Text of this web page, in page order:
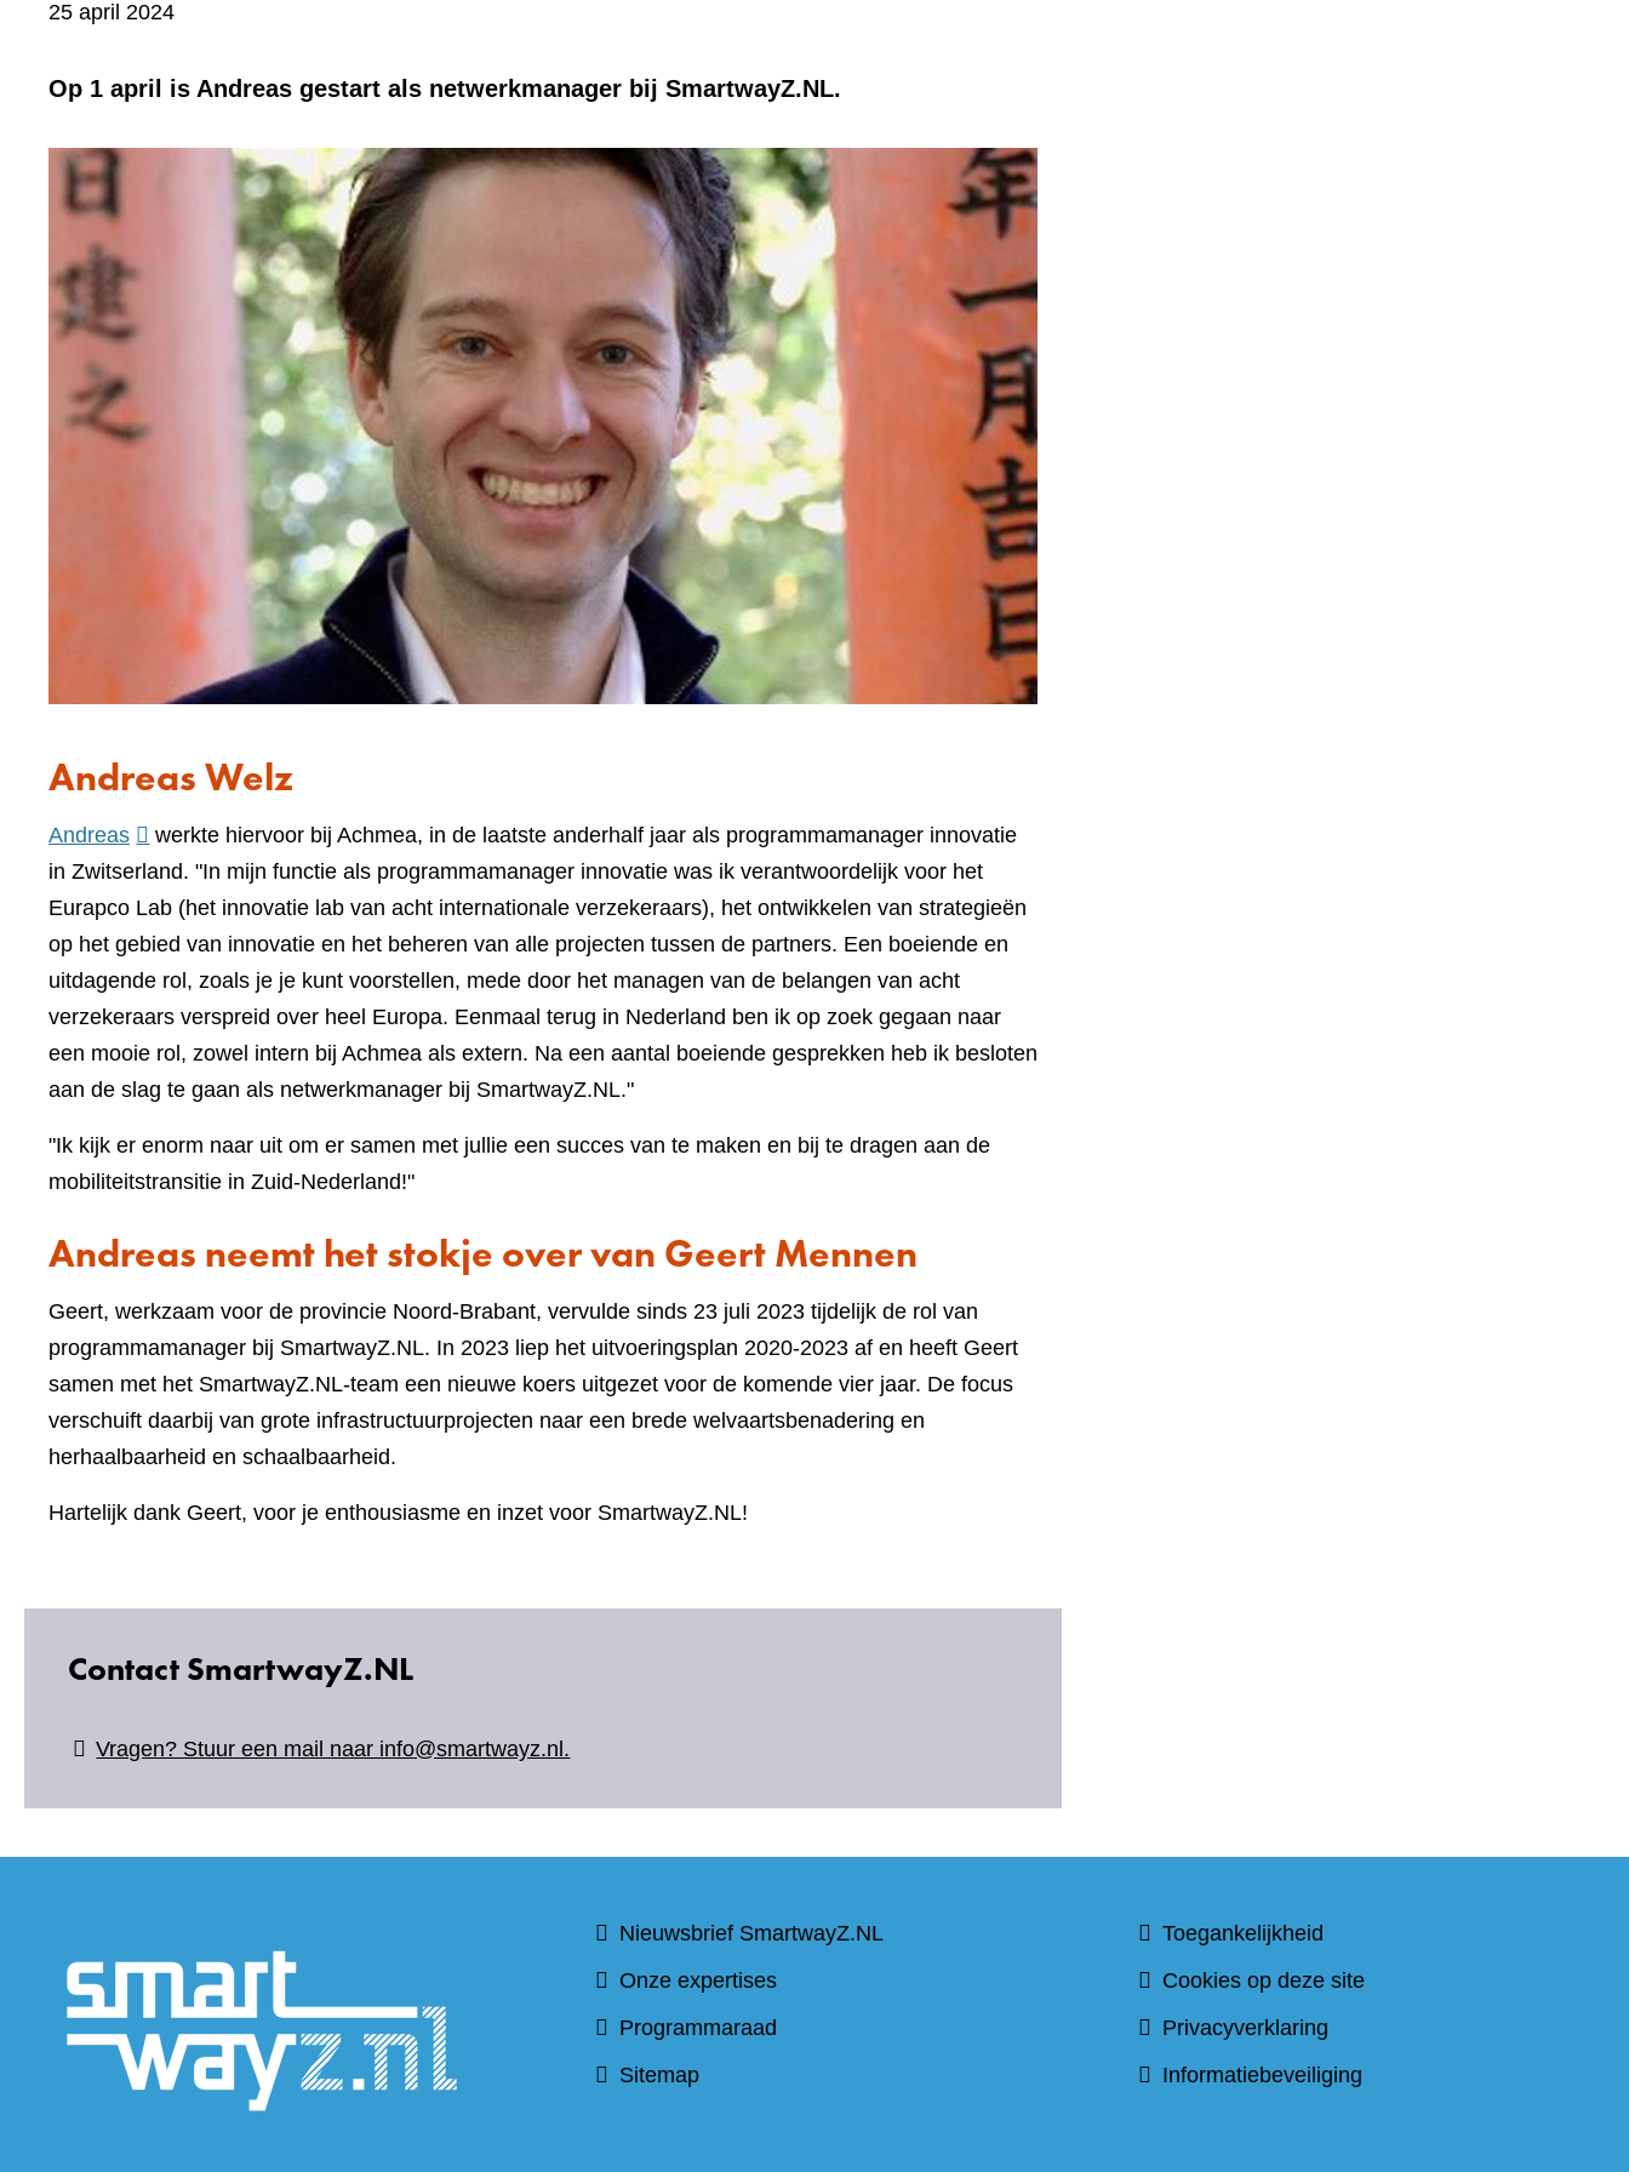
25 april 2024Bevat
element:
Op 1 april is Andreas gestart als netwerkmanager bij SmartwayZ.NL.
Andreas Welz
Andreas(verwijst
naar
een
andere
website)
werkte hiervoor bij Achmea, in de laatste anderhalf jaar als programmamanager innovatie
in Zwitserland. "In mijn functie als programmamanager innovatie was ik verantwoordelijk voor het
Eurapco Lab (het innovatie lab van acht internationale verzekeraars), het ontwikkelen van strategieën
op het gebied van innovatie en het beheren van alle projecten tussen de partners. Een boeiende en
uitdagende rol, zoals je je kunt voorstellen, mede door het managen van de belangen van acht
verzekeraars verspreid over heel Europa. Eenmaal terug in Nederland ben ik op zoek gegaan naar
een mooie rol, zowel intern bij Achmea als extern. Na een aantal boeiende gesprekken heb ik besloten
aan de slag te gaan als netwerkmanager bij SmartwayZ.NL."
"Ik kijk er enorm naar uit om er samen met jullie een succes van te maken en bij te dragen aan de
mobiliteitstransitie in Zuid-Nederland!"
Andreas neemt het stokje over van Geert Mennen
Geert, werkzaam voor de provincie Noord-Brabant, vervulde sinds 23 juli 2023 tijdelijk de rol van
programmamanager bij SmartwayZ.NL. In 2023 liep het uitvoeringsplan 2020-2023 af en heeft Geert
samen met het SmartwayZ.NL-team een nieuwe koers uitgezet voor de komende vier jaar. De focus
verschuift daarbij van grote infrastructuurprojecten naar een brede welvaartsbenadering en
herhaalbaarheid en schaalbaarheid.
Hartelijk dank Geert, voor je enthousiasme en inzet voor SmartwayZ.NL!
Contact SmartwayZ.NL
Vragen? Stuur een mail naar info@smartwayz.nl.
Nieuwsbrief SmartwayZ.NL
Onze expertises
Programmaraad
Sitemap
Toegankelijkheid
Cookies op deze site
Privacyverklaring
Informatiebeveiliging